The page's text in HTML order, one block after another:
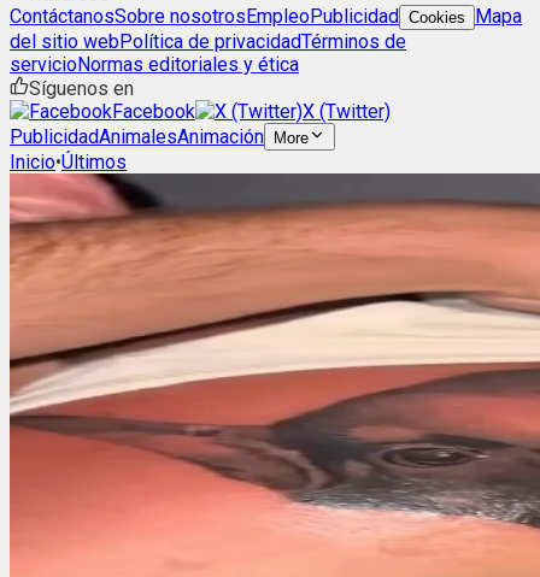
ContáctanosSobre nosotrosEmpleoPublicidad Cookies
Mapa
del sitio webPolítica de privacidadTérminos de
servicioNormas editoriales y ética
Síguenos en
Facebook
X (Twitter)
PublicidadAnimalesAnimación More
Inicio•Últimos